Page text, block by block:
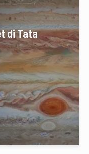
di Tata